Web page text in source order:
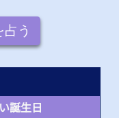
う
誕生日